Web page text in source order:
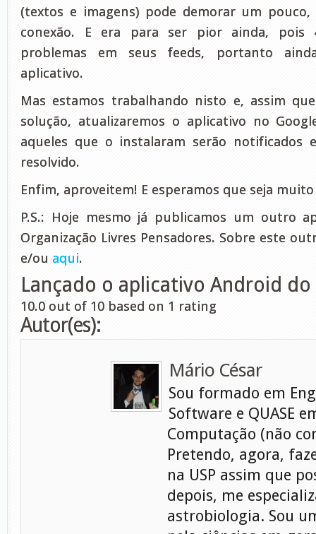
(textos e imagens) pode demorar um pouco,
conexão. E era para ser pior ainda, pois
problemas em seus feeds, portanto
aplicativo.
Mas estamos trabalhando nisto e, assim
solução, atualizaremos o aplicativo no
aqueles que o instalaram serão notificados
resolvido.
Enfim, aproveitem! E esperamos que seja
P.S.: Hoje mesmo já publicamos um outro
Organização Livres Pensadores. Sobre este
e/ou aqui.
Lançado o aplicativo Android
10.0 out of 10 based on 1 rating
Autor(es):
Mário César
Sou formado em
Software e QUASE
Computação (não
Pretendo, agora,
na USP assim que
depois, me
astrobiologia. Sou